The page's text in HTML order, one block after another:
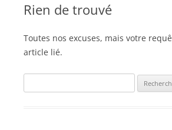
Rien de trouvé
Toutes nos excuses, mais votre
article lié.